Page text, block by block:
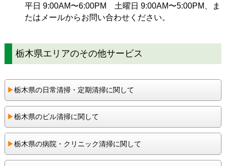
平日 9:00AM〜6:00PM 土曜日 9:00AM〜5:00PM、ま
たは メールからお問い合わせください。
栃木県エリアのその他サービス
▶︎栃木県の日常清掃・定期清掃に関して
▶︎栃木県のビル清掃に関して
▶︎栃木県の病院・クリニック清掃に関して